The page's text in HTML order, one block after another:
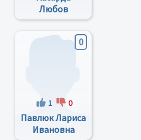
Любов
Шандорівна
0
1 0
Павлюк Лариса
Ивановна